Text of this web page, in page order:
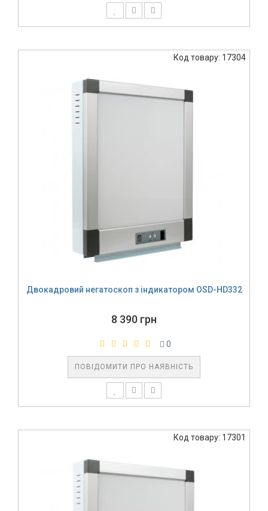
Код товару: 17304
Двокадровий негатоскоп з індикатором OSD-HD332
8 390 грн
0
ПОВІДОМИТИ ПРО НАЯВНІСТЬ
Код товару: 17301